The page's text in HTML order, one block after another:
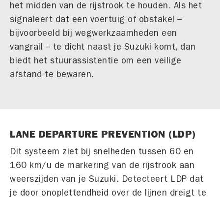
het midden van de rijstrook te houden. Als het
signaleert dat een voertuig of obstakel –
bijvoorbeeld bij wegwerkzaamheden een
vangrail – te dicht naast je Suzuki komt, dan
biedt het stuurassistentie om een veilige
afstand te bewaren.
LANE DEPARTURE PREVENTION (LDP)
Dit systeem ziet bij snelheden tussen 60 en
160 km/u de markering van de rijstrook aan
weerszijden van je Suzuki. Detecteert LDP dat
je door onoplettendheid over de lijnen dreigt te